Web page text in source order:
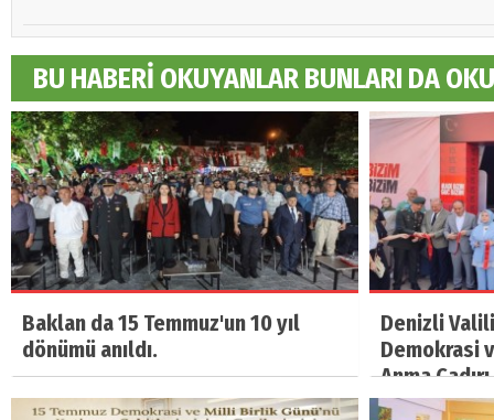
BU HABERİ OKUYANLAR BUNLARI DA
Baklan da 15 Temmuz'un 10 yıl
dönümü anıldı.
Denizli
Demokrasi
Anma